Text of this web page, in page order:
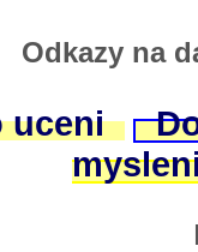
Odkazy na
uceni